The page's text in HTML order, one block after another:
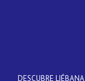
DESCUBRE LIÉBANA